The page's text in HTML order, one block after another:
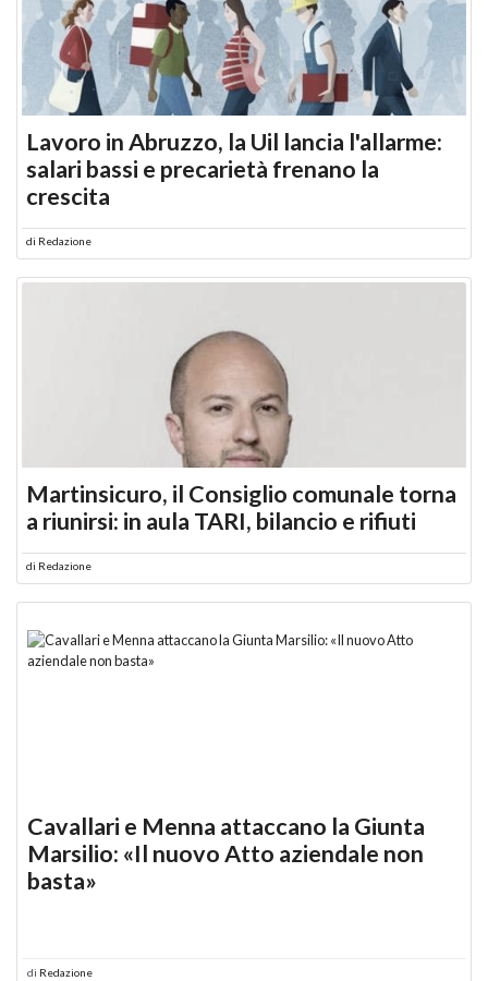
Lavoro in Abruzzo, la Uil lancia l'allarme:
salari bassi e precarietà frenano la
crescita
di Redazione
Martinsicuro, il Consiglio comunale torna
a riunirsi: in aula TARI, bilancio e rifiuti
di Redazione
Cavallari e Menna attaccano la Giunta
Marsilio: «Il nuovo Atto aziendale non
basta»
di Redazione